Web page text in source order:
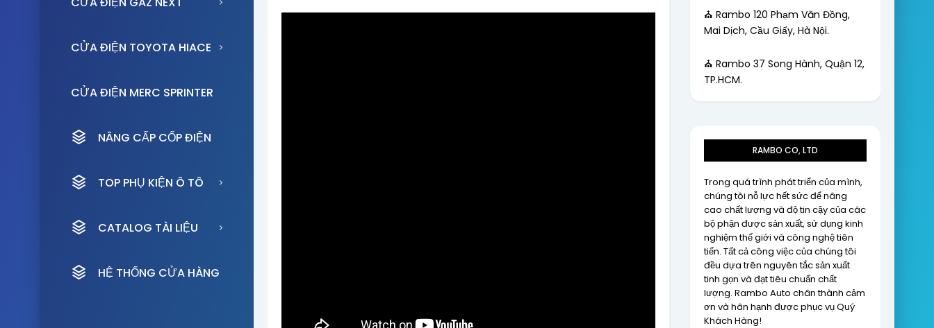
CỬA ĐIỆN TOYOTA HIACE
CỬA ĐIỆN MERC SPRINTER
NÂNG CẤP CỐP ĐIỆN
TOP PHỤ KIỆN Ô TÔ
CATALOG TÀI LIỆU
HỆ THỐNG CỬA HÀNG
⛪ Rambo 120 Phạm Văn Đồng,
Mai Dịch, Cầu Giấy, Hà Nội.
⛪ Rambo 37 Song Hành, Quận 12,
TP.HCM.
RAMBO CO, LTD
Trong quá trình phát triển của mình,
chúng tôi nỗ lực hết sức để nâng
cao chất lượng và độ tin cậy của các
bộ phận được sản xuất, sử dụng kinh
nghiệm thế giới và công nghệ tiên
tiến. Tất cả công việc của chúng tôi
đều dựa trên nguyên tắc sản xuất
tinh gọn và đạt tiêu chuẩn chất
lượng. Rambo Auto chân thành cảm
ơn và hân hạnh được phục vụ Quý
Khách Hàng!